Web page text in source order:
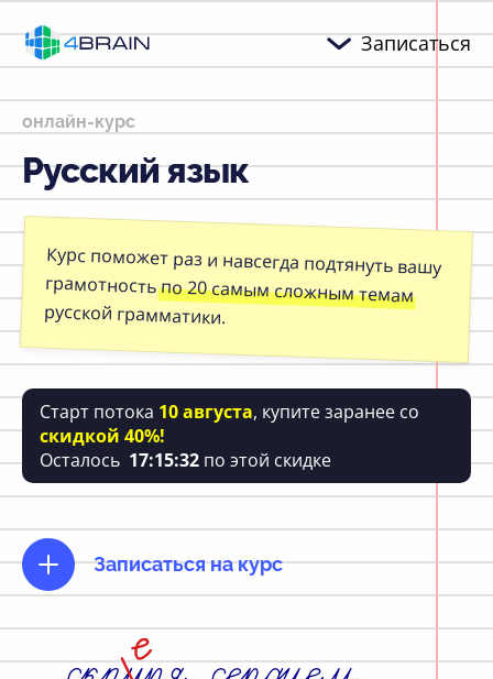
Записаться
онлайн-курс
Русскийязык
Курс поможет раз и навсегда подтянуть вашу
грамотностьпо 20 самым сложным темам
русской грамматики.
Старт потока 10 августа, купите заранее со
скидкой 40%!
Осталось 17:15:31 по этой скидке
Записаться на курс